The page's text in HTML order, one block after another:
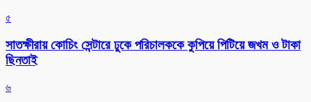
৫
সাতক্ষীরায় কোচিং সেন্টারে ঢুকে পরিচালককে কুপিয়ে পিটিয়ে জখম ও টাকা
ছিনতাই
৬